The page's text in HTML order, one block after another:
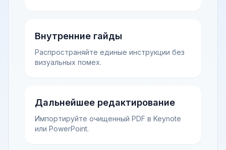
Внутренние гайды
Распространяйте единые инструкции без
визуальных помех.
Дальнейшее редактирование
Импортируйте очищенный PDF в Keynote
или PowerPoint.